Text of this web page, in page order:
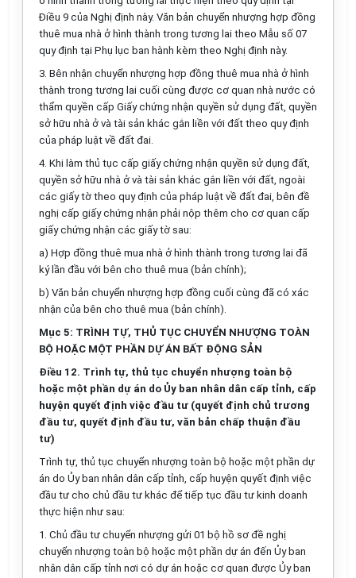
Điều 9 của Nghị định này. Văn bản chuyển nhượng hợp đồng
thuê mua nhà ở hình thành trong tương lai theo Mẫu số 07
quy định tại Phụ lục ban hành kèm theo Nghị định này.
3. Bên nhận chuyển nhượng hợp đồng thuê mua nhà ở hình
thành trong tương lai cuối cùng được cơ quan nhà nước có
thẩm quyền cấp Giấy chứng nhận quyền sử dụng đất, quyền
sở hữu nhà ở và tài sản khác gắn liền với đất theo quy định
của pháp luật về đất đai.
4. Khi làm thủ tục cấp giấy chứng nhận quyền sử dụng đất,
quyền sở hữu nhà ở và tài sản khác gắn liền với đất, ngoài
các giấy tờ theo quy định của pháp luật về đất đai, bên đề
nghị cấp giấy chứng nhận phải nộp thêm cho cơ quan cấp
giấy chứng nhận các giấy tờ sau:
a) Hợp đồng thuê mua nhà ở hình thành trong tương lai đã
ký lần đầu với bên cho thuê mua (bản chính);
b) Văn bản chuyển nhượng hợp đồng cuối cùng đã có xác
nhận của bên cho thuê mua (bản chính).
Mục 5: TRÌNH TỰ, THỦ TỤC CHUYỂN NHƯỢNG TOÀN
BỘ HOẶC MỘT PHẦN DỰ ÁN BẤT ĐỘNG SẢN
Điều 12. Trình tự, thủ tục chuyển nhượng toàn bộ
hoặc một phần dự án do Ủy ban nhân dân cấp tỉnh, cấp
huyện quyết định việc đầu tư (quyết định chủ trương
đầu tư, quyết định đầu tư, văn bản chấp thuận đầu
tư)
Trình tự, thủ tục chuyển nhượng toàn bộ hoặc một phần dự
án do Ủy ban nhân dân cấp tỉnh, cấp huyện quyết định việc
đầu tư cho chủ đầu tư khác để tiếp tục đầu tư kinh doanh
thực hiện như sau:
1. Chủ đầu tư chuyển nhượng gửi 01 bộ hồ sơ đề nghị
chuyển nhượng toàn bộ hoặc một phần dự án đến Ủy ban
nhân dân cấp tỉnh nơi có dự án hoặc cơ quan được Ủy ban